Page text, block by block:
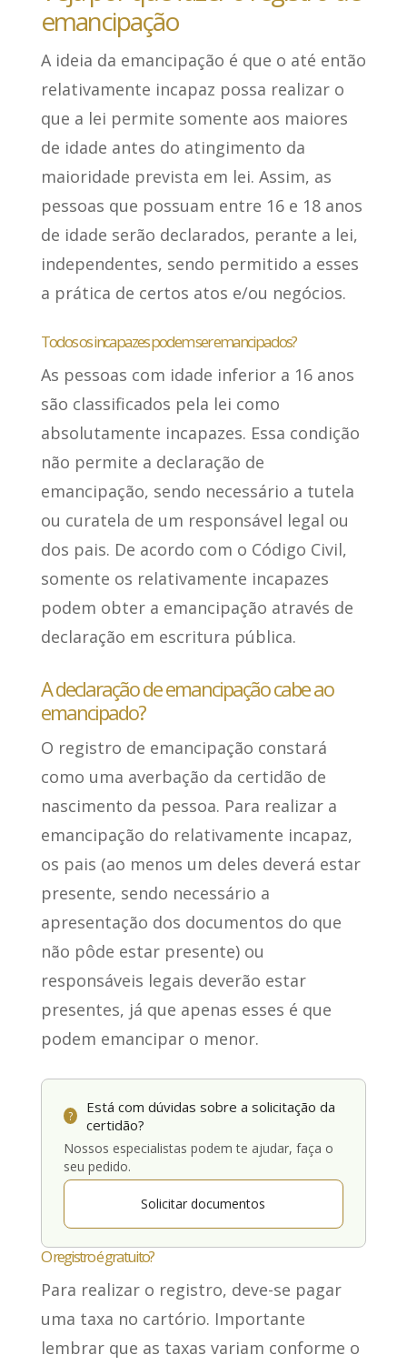
emancipação
A ideia da emancipação é que o até então
relativamente incapaz possa realizar o
que a lei permite somente aos maiores
de idade antes do atingimento da
maioridade prevista em lei. Assim, as
pessoas que possuam entre 16 e 18 anos
de idade serão declarados, perante a lei,
independentes, sendo permitido a esses
a prática de certos atos e/ou negócios.
Todos os incapazes podem ser emancipados?
As pessoas com idade inferior a 16 anos
são classificados pela lei como
absolutamente incapazes. Essa condição
não permite a declaração de
emancipação, sendo necessário a tutela
ou curatela de um responsável legal ou
dos pais. De acordo com o Código Civil,
somente os relativamente incapazes
podem obter a emancipação através de
declaração em escritura pública.
A declaração de emancipação cabe ao
emancipado?
O registro de emancipação constará
como uma averbação da certidão de
nascimento da pessoa. Para realizar a
emancipação do relativamente incapaz,
os pais (ao menos um deles deverá estar
presente, sendo necessário a
apresentação dos documentos do que
não pôde estar presente) ou
responsáveis legais deverão estar
presentes, já que apenas esses é que
podem emancipar o menor.
?
Está com dúvidas sobre a solicitação da
certidão?
Nossos especialistas podem te ajudar, faça o
seu pedido.
Solicitar documentos
O registro é gratuito?
Para realizar o registro, deve-se pagar
uma taxa no cartório. Importante
lembrar que as taxas variam conforme o